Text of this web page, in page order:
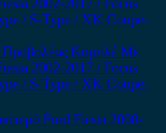
Προβολέας Κομπλέ Με
2002-2017 / Focus
/ S-Type / XK Coupe-